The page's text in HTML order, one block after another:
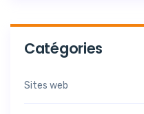
Catégories
Sites web